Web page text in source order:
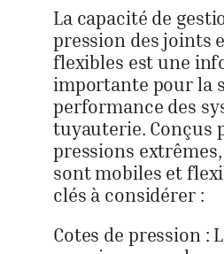
La capacité de
pression des joints
flexibles est une
importante pour la
performance des
tuyauterie. Conçus
pressions
sont mobiles et
clés à considérer :
Cotes de pression :